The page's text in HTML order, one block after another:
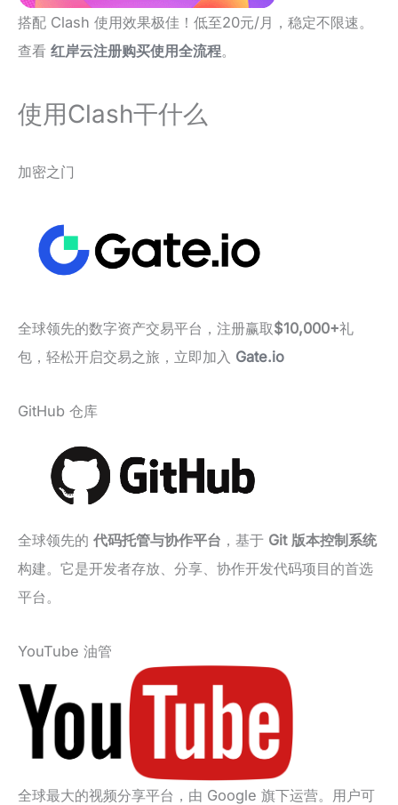
搭配 Clash 使用效果极佳！低至20元/月，稳定不限速。
查看 红岸云注册购买使用全流程。
使用Clash干什么
加密之门
全球领先的数字资产交易平台，注册赢取$10,000+礼
包，轻松开启交易之旅，立即加入 Gate.io
GitHub 仓库
全球领先的 代码托管与协作平台 ，基于 Git 版本控制系统
构建。它是开发者存放、分享、协作开发代码项目的首选
平台。
YouTube 油管
全球最大的视频分享平台，由 Google 旗下运营。用户可